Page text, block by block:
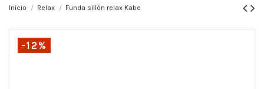
Inicio Relax Funda sillón relax Kabe
-12%